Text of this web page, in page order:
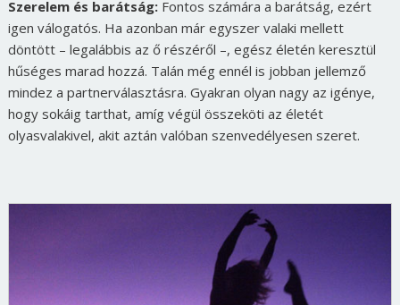
Szerelem és barátság:Fontos számára a barátság, ezért
igen válogatós. Ha azonban már egyszer valaki mellett
döntött – legalábbis az ő részéről –, egész életén keresztül
hűséges marad hozzá. Talán még ennél is jobban jellemző
mindez a partnerválasztásra. Gyakran olyan nagy az igénye,
hogy sokáig tarthat, amíg végül összeköti az életét
olyasvalakivel, akit aztán valóban szenvedélyesen szeret.